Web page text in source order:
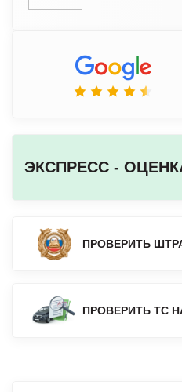
ЭКСПРЕСС -
ПРОВЕРИТЬ
ПРОВЕРИТЬ ТС